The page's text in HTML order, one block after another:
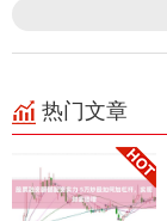
热门文章